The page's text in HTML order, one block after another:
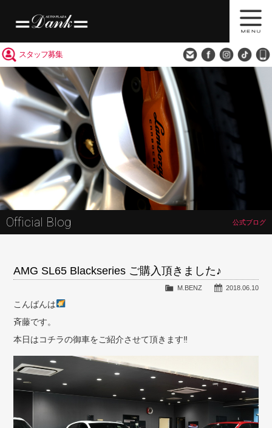
スタッフ募集
Official Blog 公式ブログ
AMG SL65 Blackseries ご購入頂きました♪
2018.06.10
M.BENZ
こんばんは
斉藤です。
本日はコチラの御車をご紹介させて頂きます‼